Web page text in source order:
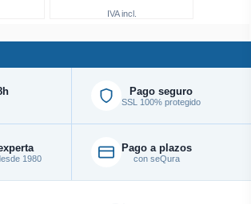
IVA incl.
Pago seguro
SSL 100% protegido
1980
Pago a plazos
con seQura